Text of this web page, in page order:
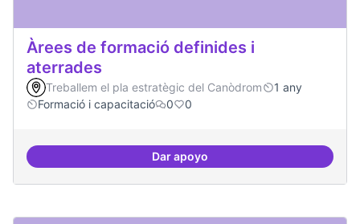
Àrees de formació definides i
aterrades
Treballem el pla estratègic del Canòdrom
1 any
Formació i capacitació
0 0
Dar apoyoÀrees de formació definides i